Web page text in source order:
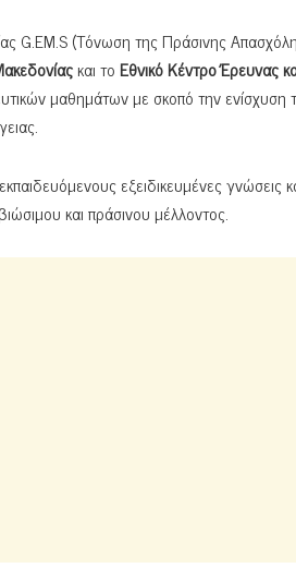
G.EM.S (Τόνωση της Πράσινης
και το Εθνικό Κέντρο Έρευνας
μαθημάτων με σκοπό την
εξειδικευμένες γνώσεις
και πράσινου μέλλοντος.